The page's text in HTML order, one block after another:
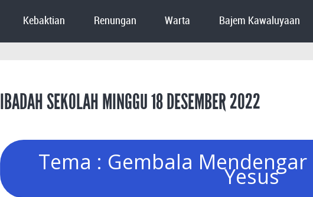
Kebaktian Renungan Warta Bajem Kawaluyaan
IBADAH SEKOLAH MINGGU 18 DESEMBER 2022
Tema : Gembala
Yesus